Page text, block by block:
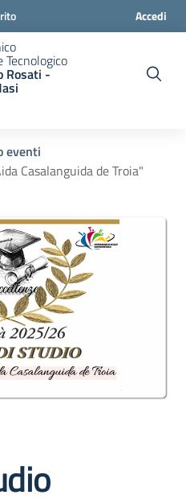
Accedi
Tecnologico
Rosati -
eventi
Casalanguida de Troia"